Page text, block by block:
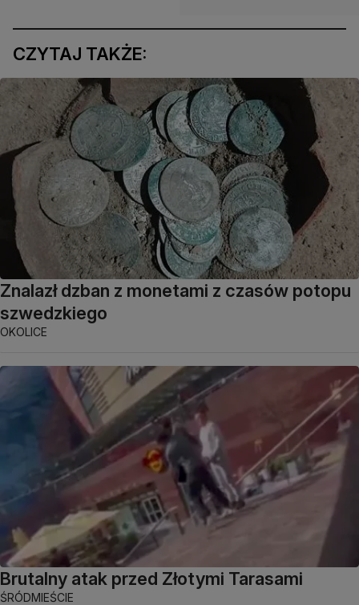
CZYTAJ TAKŻE:
Znalazł dzban z monetami z czasów potopu
szwedzkiego
OKOLICE
Brutalny atak przed Złotymi Tarasami
ŚRÓDMIEŚCIE